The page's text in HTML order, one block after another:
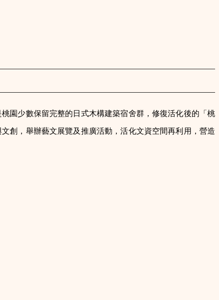
園少數保留完整的日式木構建築宿舍群，修復活化後的「桃
創，舉辦藝文展覽及推廣活動，活化文資空間再利用，營造